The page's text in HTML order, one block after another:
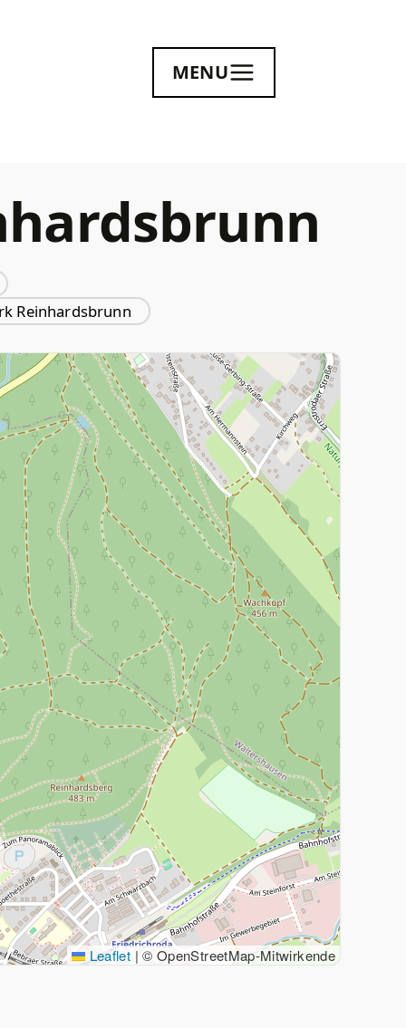
MENU
Reinhardsbrunn
Leaflet |© OpenStreetMap-Mitwirkende